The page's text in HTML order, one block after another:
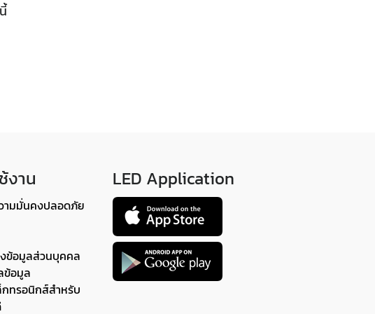
งาน
ามมั่นคงปลอดภัย
ข้อมูลส่วนบุคคล
ข้อมูล
กทรอนิกส์สำหรับ
LED Application